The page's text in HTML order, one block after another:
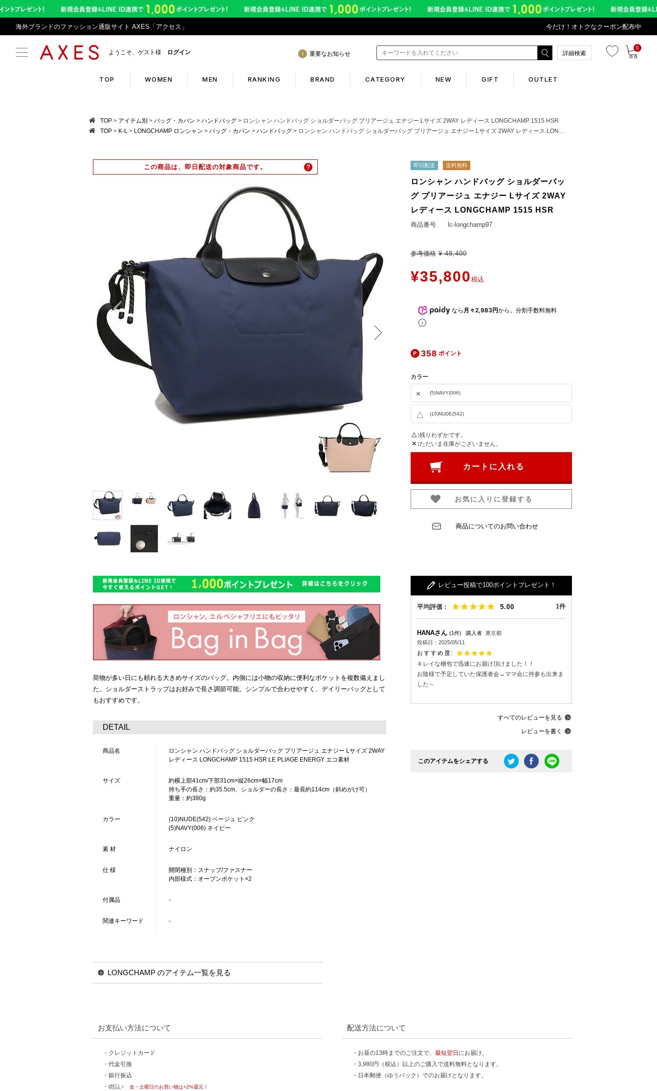
海外ブランドのファッション通販サイト AXES「アクセス」 今だけ！オトクなクーポン配布中
ようこそ、ゲスト様 ログイン 重要なお知らせ 詳細検索
0
TOP WOMEN MEN RANKING BRAND CATEGORY NEW GIFT OUTLET
Information
アプリサービス終了のお知らせ
悪質サイトへのご注意
Members Service
マイページ
ログイン
会員登録
会員ランクについて
Shopping guide Corporate
TOP アイテム別 バッグ・カバン ハンドバッグ
ロンシャン ハンドバッグ ショルダーバッグ プリアージュ エナジー Lサイズ 2WAY レディース LONGCHAMP 1515 HSR
TOP
K-L LONGCHAMP ロンシャン バッグ・カバン ハンドバッグ ロンシャン ハンドバッグ ショルダーバッグ プリアージュ エナジー Lサイズ 2WAY レディース LONGCHAMP 1515 HSR
この商品は、即日配送の対象商品です。 即日配送 送料無料
ロンシャン ハンドバッグ ショルダーバッ
グ プリアージュ エナジー Lサイズ 2WAY
レディース LONGCHAMP 1515 HSR
商品番号 lc-longchamp97
参考価格 ¥ 48,400
¥35,800 税込
なら 月々2,983円から。分割手数料無料
358 ポイント
カラー
(5)NAVY(006)
×
(10)NUDE(542)
△
△ 残りわずかです。
✕ ただいま在庫がございません。
カートに入れる
お気に入りに登録する
商品についてのお問い合わせ
荷物が多い日にも頼れる大きめサイズのバッグ。内側には小物の収納に便利なポケットを複数備えまし
た。ショルダーストラップはお好みで長さ調節可能。シンプルで合わせやすく、デイリーバッグとして
もおすすめです。
DETAIL
商品名
ロンシャン ハンドバッグ ショルダーバッグ プリアージュ エナジー Lサイズ 2WAY
レディース LONGCHAMP 1515 HSR LE PLIAGE ENERGY エコ素材
サイズ
約横上部41cm/下部31cm×縦26cm×幅17cm
持ち手の長さ：約35.5cm、ショルダーの長さ：最長約114cm（斜めがけ可）
重量：約380g
カラー
(10)NUDE(542) ベージュ ピンク
(5)NAVY(006) ネイビー
素 材 ナイロン
仕 様
開閉種別：スナップ/ファスナー
内部様式：オープンポケット×2
付属品 -
関連キーワード -
レビュー投稿で100ポイントプレゼント！
5.00 1
HANA 1 購入者 東京都
投稿日
2025/05/11
キレイな梱包で迅速にお届け頂けました！！
お陰様で予定していた保護者会→ママ会に持参も出来ま
した～
すべてのレビューを見る
レビューを書く
このアイテムをシェアする
LONGCHAMP のアイテム一覧を見る
お支払い方法について
・クレジットカード
・代金引換
・銀行振込
・d払い
金・土曜日のお買い物は+2%還元！
配送方法について
・お昼の13時までのご注文で、 最短翌日 にお届け。
・3,980円（税込）以上のご購入で送料無料となります。
・日本郵便（ゆうパック）でのお届けとなります。